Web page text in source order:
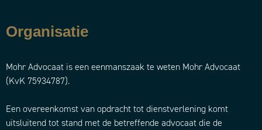
Organisatie
Mohr Advocaat is een eenmanszaak te weten Mohr Advocaat
(KvK 75934787).
Een overeenkomst van opdracht tot dienstverlening komt
uitsluitend tot stand met de betreffende advocaat die de